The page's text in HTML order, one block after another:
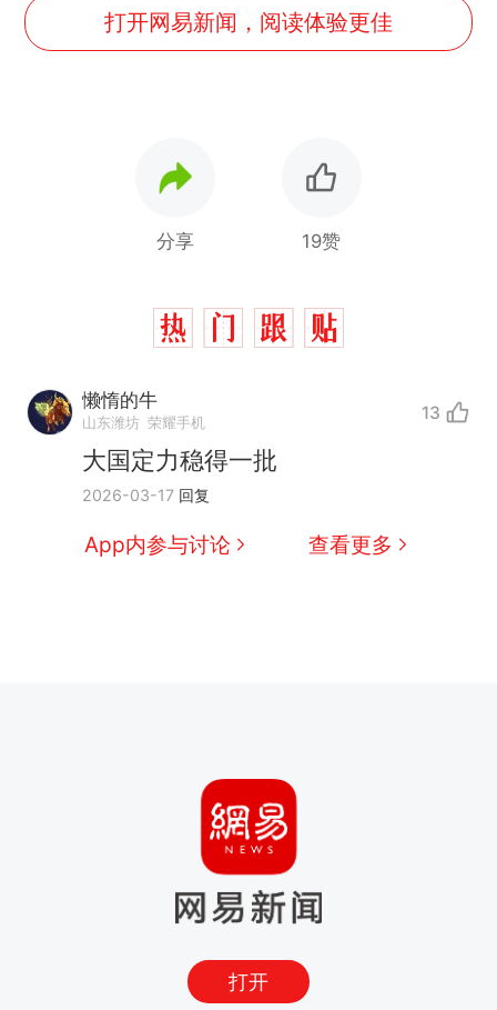
打开网易新闻，阅读体验更佳
分享 19赞
懒惰的牛
山东潍坊 荣耀手机 13
大国定力稳得一批
2026-03-17 回复
App内参与讨论 查看更多
打开